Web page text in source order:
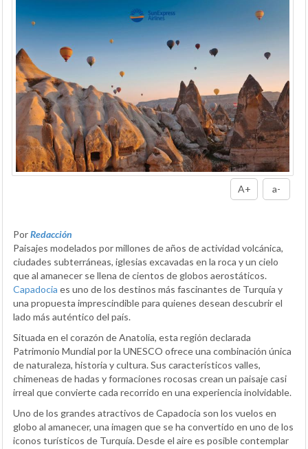
A+ a-
PorRedacción
Paisajes modelados por millones de años de actividad volcánica,
ciudades subterráneas, iglesias excavadas en la roca y un cielo
que al amanecer se llena de cientos de globos aerostáticos.
Capadocia es uno de los destinos más fascinantes de Turquía y
una propuesta imprescindible para quienes desean descubrir el
lado más auténtico del país.
Situada en el corazón de Anatolia, esta región declarada
Patrimonio Mundial por la UNESCO ofrece una combinación única
de naturaleza, historia y cultura. Sus característicos valles,
chimeneas de hadas y formaciones rocosas crean un paisaje casi
irreal que convierte cada recorrido en una experiencia inolvidable.
Uno de los grandes atractivos de Capadocia son los vuelos en
globo al amanecer, una imagen que se ha convertido en uno de los
iconos turísticos de Turquía. Desde el aire es posible contemplar